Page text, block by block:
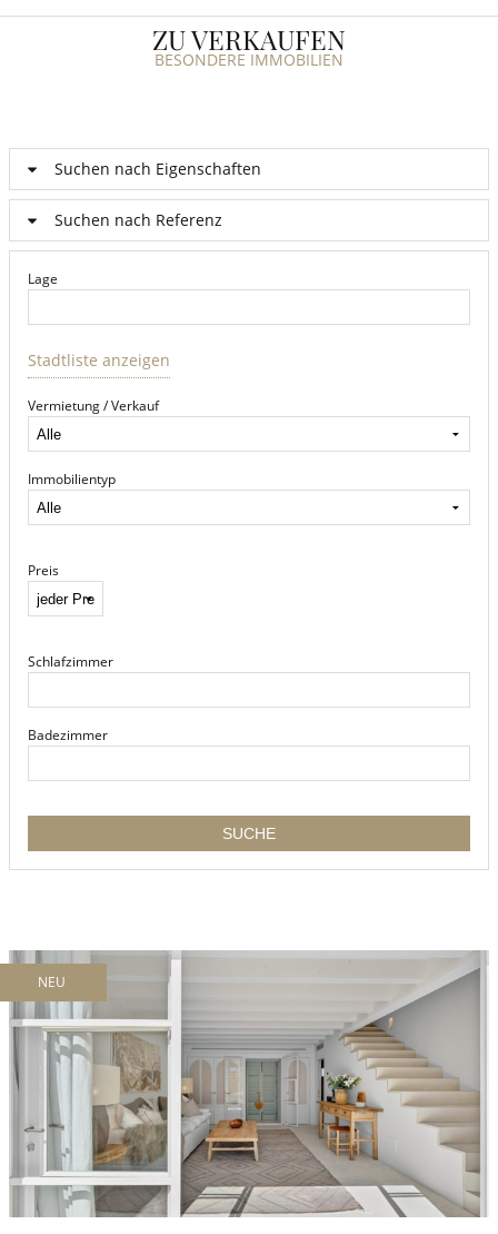
ZU VERKAUFEN
BESONDERE IMMOBILIEN
Suchen nach Eigenschaften
Suchen nach Referenz
Lage
Stadtliste anzeigen
Vermietung / Verkauf
Immobilientyp
Preis
Schlafzimmer
Badezimmer
NEU